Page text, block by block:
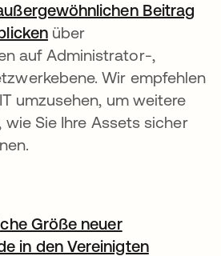
Beitrag
über
auf Administrator-,
Wir empfehlen
umzusehen, um weitere
wie Sie Ihre Assets sicher
Größe neuer
in den Vereinigten